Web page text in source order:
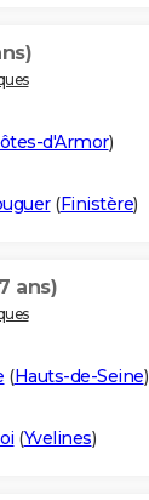
d'Armor)
(Finistère)
ans)
(Hauts-de-Seine)
(Yvelines)